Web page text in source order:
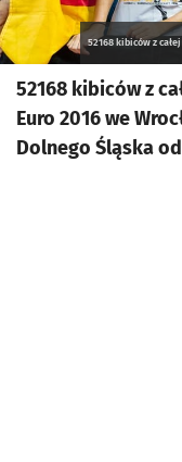
52168 kibiców z
52168 kibiców z
Euro 2016 we
Dolnego Śląska